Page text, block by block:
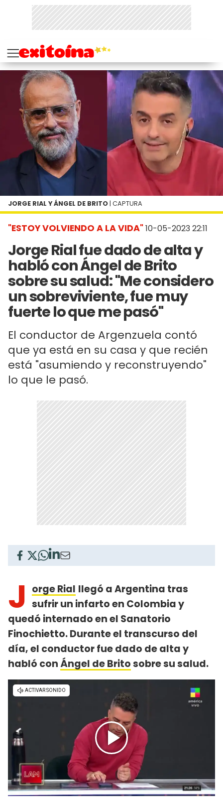
"ESTOY VOLVIENDO A LA VIDA"10-05-2023 22:11
Jorge Rial fue dado de alta y
habló con Ángel de Brito
sobre su salud: "Me considero
un sobreviviente, fue muy
fuerte lo que me pasó"
El conductor de Argenzuela contó
que ya está en su casa y que recién
está "asumiendo y reconstruyendo"
lo que le pasó.
JORGE RIAL Y ÁNGEL DE BRITO | CAPTURA
J orge Rial llegó a Argentina tras
sufrir un infarto en Colombia y
quedó internado en el Sanatorio
Finochietto. Durante el transcurso del
día, el conductor fue dado de alta y
habló conÁngel de Britosobre su salud.